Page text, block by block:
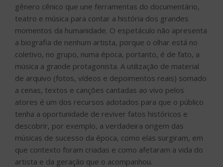
gênero cênico que une ferramentas do documentário,
teatro e música para contar a história dos grandes
momentos da humanidade. O espetáculo não apresenta
a biografia de nenhum artista, porque o olhar está no
coletivo, no grupo, numa época, portanto, é de fato, a
música a grande protagonista. A utilização de material
de arquivo (fotos, vídeos e depoimentos reais) somado
a cenas, textos e canções cantadas ao vivo pelos
atores é um dos recursos adotados para que o público
tenha a oportunidade de reviver fatos históricos e
descobrir, por exemplo, a verdadeira origem das
músicas de sucesso da época, como elas surgiram, em
que contexto foram criadas e como afetaram a vida do
artista e da geração que o acompanhou.